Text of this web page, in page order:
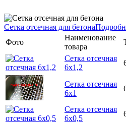
Сетка отсечная для бетона
Фото
Наименование
товара
Сетка отсечная
6х1,2
Сетка отсечная
6х1
Сетка отсечная
6х0,5